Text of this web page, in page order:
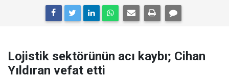
Lojistik sektörünün acı kaybı; Cihan
Yıldıran vefat etti